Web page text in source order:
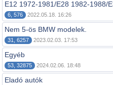
E12 1972-1981/E28 1982-1988/
6, 576 2022.05.18. 16:26
Nem 5-ös BMW modelek.
31, 6257 2023.02.03. 17:53
Egyéb
53, 32875 2024.02.06. 18:48
Eladó autók